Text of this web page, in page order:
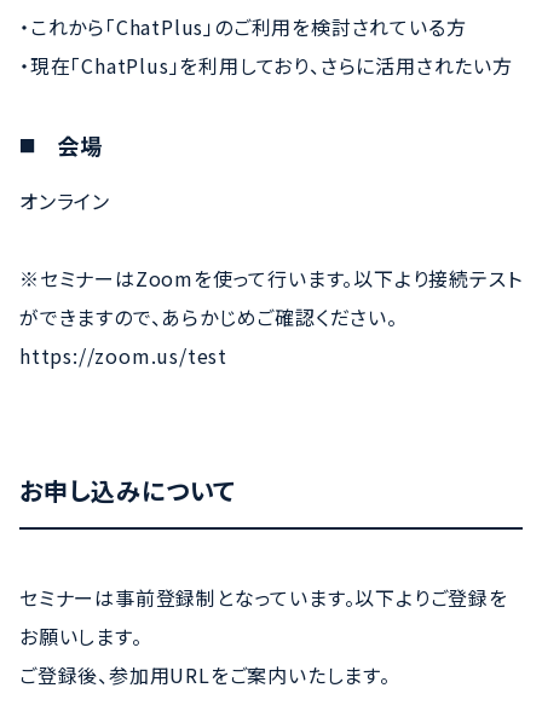
・これから「ChatPlus」のご利用を検討されている方
・現在「ChatPlus」を利用しており、さらに活用されたい方
会場
オンライン
※セミナーはZoomを使って行います。以下より接続テスト
ができますので、あらかじめご確認ください。
https://zoom.us/test
お申し込みについて
セミナーは事前登録制となっています。以下よりご登録を
お願いします。
ご登録後、参加用URLをご案内いたします。